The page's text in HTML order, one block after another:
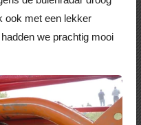
ook met een lekker
we prachtig mooi